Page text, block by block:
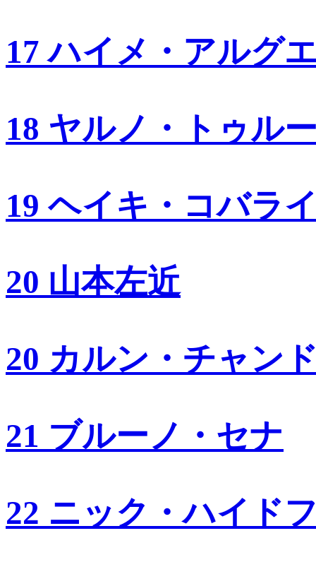
17 ハイメ・アルグ
18 ヤルノ・トゥル
19 ヘイキ・コバラ
20 山本左近
20 カルン・チャン
21 ブルーノ・セナ
22 ニック・ハイド